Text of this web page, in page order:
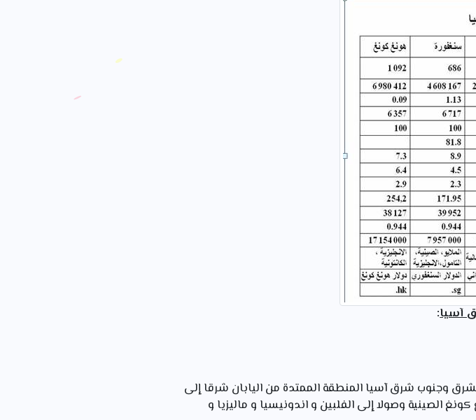
آسيا:
وجنوب شرق آسيا المنطقة الممتدة من اليابان شرقا إلى
الصينية وصولا إلى الفلبين و اندونيسيا و ماليزيا و